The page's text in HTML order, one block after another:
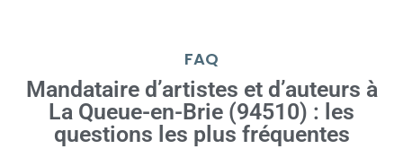
FAQ
Mandataire d’artistes et d’auteurs à
La Queue-en-Brie (94510) : les
questions les plus fréquentes